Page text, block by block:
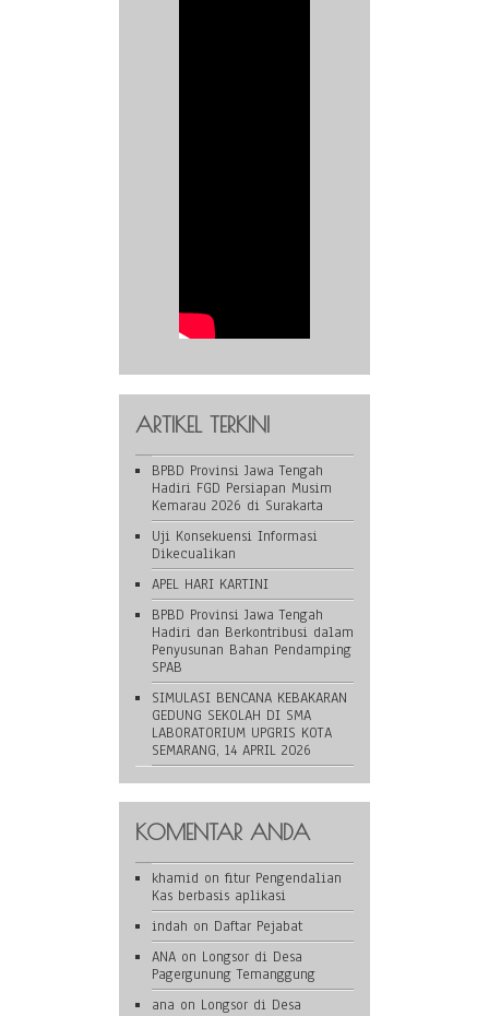
ARTIKEL TERKINI
BPBD Provinsi Jawa Tengah
Hadiri FGD Persiapan Musim
Kemarau 2026 di Surakarta
Uji Konsekuensi Informasi
Dikecualikan
APEL HARI KARTINI
BPBD Provinsi Jawa Tengah
Hadiri dan Berkontribusi dalam
Penyusunan Bahan Pendamping
SPAB
SIMULASI BENCANA KEBAKARAN
GEDUNG SEKOLAH DI SMA
LABORATORIUM UPGRIS KOTA
SEMARANG, 14 APRIL 2026
KOMENTAR ANDA
khamid on fitur Pengendalian
Kas berbasis aplikasi
indah on Daftar Pejabat
ANA on Longsor di Desa
Pagergunung Temanggung
ana on Longsor di Desa